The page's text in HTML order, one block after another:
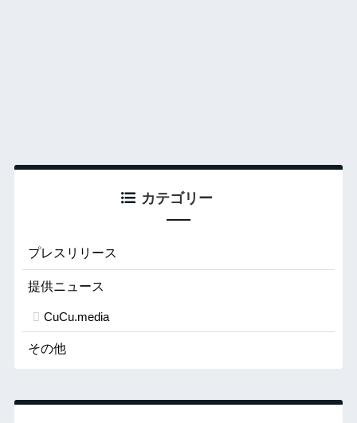
カテゴリー
プレスリリース
提供ニュース
CuCu.media
その他